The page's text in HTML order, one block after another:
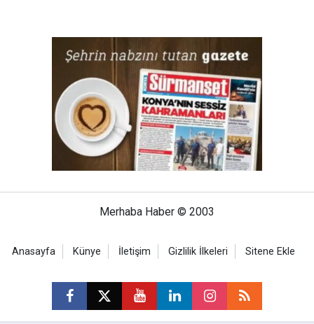
Merhaba Haber © 2003
Anasayfa Künye İletişim Gizlilik İlkeleri Sitene Ekle